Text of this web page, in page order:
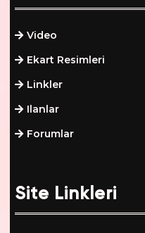
Video
Ekart Resimleri
Linkler
Ilanlar
Forumlar
Site Linkleri